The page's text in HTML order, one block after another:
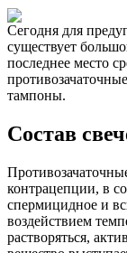
Сегодня для
существует
последнее место
тампоны.
Состав
контрацепции, в
спермицидное и
воздействием
растворяться,